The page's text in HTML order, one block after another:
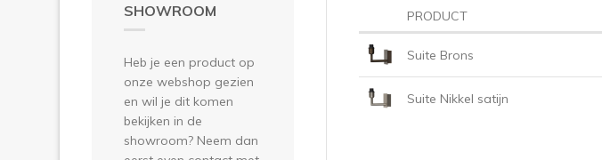
SHOWROOM
Heb je een product op
onze webshop gezien
en wil je dit komen
bekijken in de
showroom? Neem dan
PRODUCT
Suite Brons
Suite Nikkel satijn